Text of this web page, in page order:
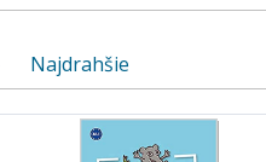
Najdrahšie